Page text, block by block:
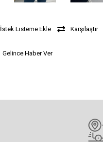
İstek Listeme Ekle Karşılaştır
Gelince Haber Ver